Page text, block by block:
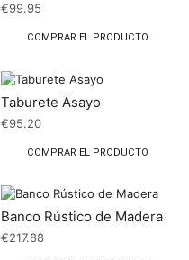
€99.95
COMPRAR EL PRODUCTO
Taburete Asayo
€95.20
COMPRAR EL PRODUCTO
Banco Rústico de Madera
€217.88